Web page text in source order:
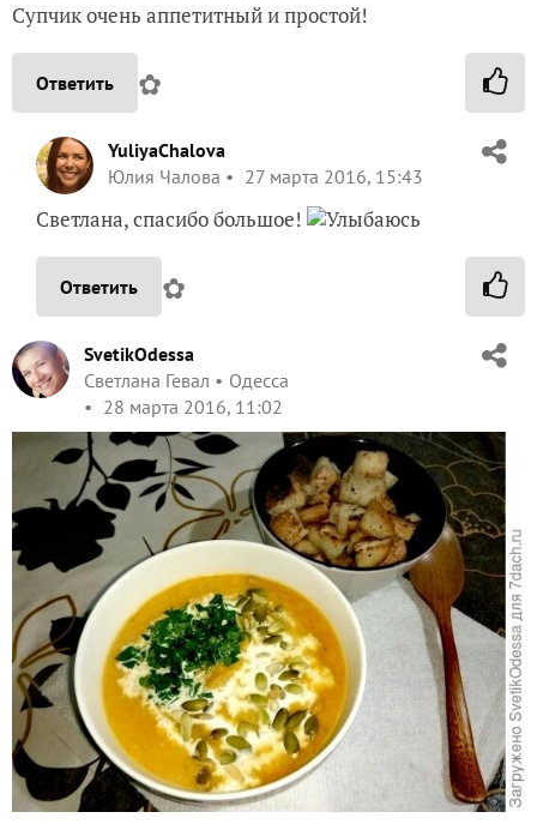
Супчик очень аппетитный и простой!
Ответить ✿
YuliyaChalova
Юлия Чалова
27 марта 2016, 15:43
Светлана, спасибо большое!
Ответить ✿
SvetikOdessa
Светлана Гевал
Одесса
28 марта 2016, 11:02